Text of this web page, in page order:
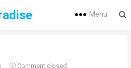
Menu
Comment closed